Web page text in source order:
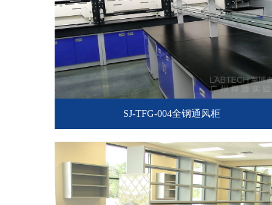
SJ-TFG-004全钢通风柜